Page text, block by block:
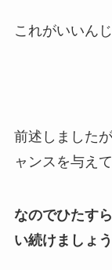
これがいいん
前述しました
ャンスを与え
なのでひたす
い続けましょう